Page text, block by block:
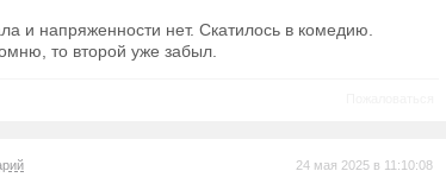
и напряженности нет. Скатилось в комедию.
то второй уже забыл.
24 мая 2025 в 11:10:08